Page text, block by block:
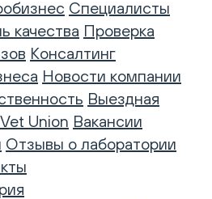
Специалисты
качества Проверка
Консалтинг
Новости компании
Выездная
Union Вакансии
Отзывы о лаборатории